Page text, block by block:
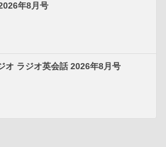
年8月号
オ ラジオ英会話 2026年8月号